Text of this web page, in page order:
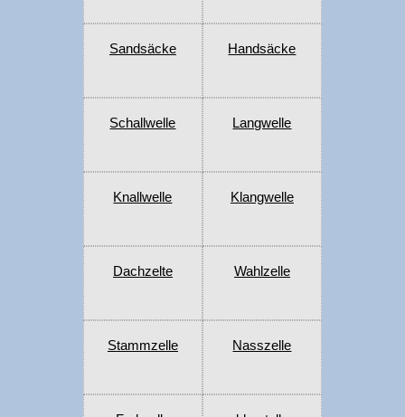
Sandsäcke Handsäcke
Schallwelle Langwelle
Knallwelle Klangwelle
Dachzelte Wahlzelle
Stammzelle Nasszelle